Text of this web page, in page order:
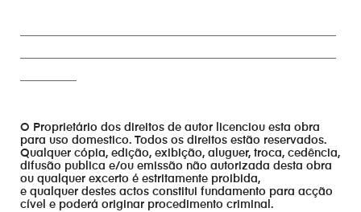
O Proprietário dos direitos de autor licenciou esta obra
para uso domestico. Todos os direitos estão reservados.
Qualquer cópia, edição, exibição, aluguer, troca, cedência,
difusão publica e/ou emissão não autorizada desta obra
ou qualquer excerto é estritamente proibida,
e qualquer destes actos constitui fundamento para acção
cível e poderá originar procedimento criminal.